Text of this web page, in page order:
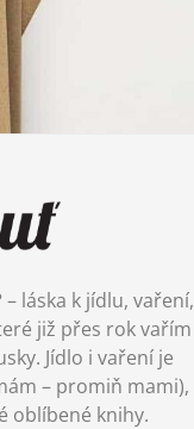
– láska k jídlu, vaření,
již přes rok vařím
Jídlo i vaření je
– promiň mami),
oblíbené knihy.